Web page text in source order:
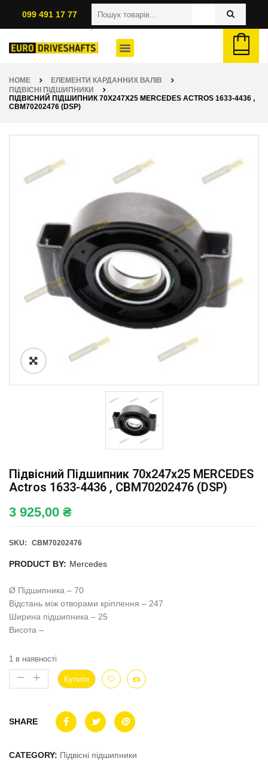
099 491 17 77
HOME
ЕЛЕМЕНТИ КАРДАННИХ ВАЛІВ
ПІДВІСНІ ПІДШИПНИКИ
ПІДВІСНИЙ ПІДШИПНИК 70X247X25 MERCEDES ACTROS 1633-4436 ,
CBM70202476 (DSP)
Підвісний Підшипник 70x247x25 MERCEDES
Actros 1633-4436 , CBM70202476 (DSP)
3 925,00 ₴
SKU: CBM70202476
PRODUCT BY: Mercedes
Ø Підшипника – 70
Відстань між отворами кріплення – 247
Ширина підшипника – 25
Висота –
1 в наявності
Купити
SHARE
CATEGORY: Підвісні підшипники